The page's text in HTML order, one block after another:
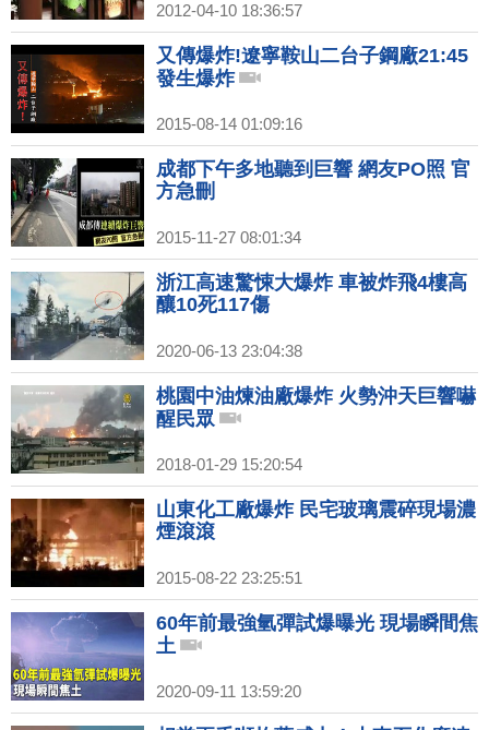
2012-04-10 18:36:57
又傳爆炸!遼寧鞍山二台子鋼廠21:45
發生爆炸
2015-08-14 01:09:16
成都下午多地聽到巨響 網友PO照 官
方急刪
2015-11-27 08:01:34
浙江高速驚悚大爆炸 車被炸飛4樓高
釀10死117傷
2020-06-13 23:04:38
桃園中油煉油廠爆炸 火勢沖天巨響嚇
醒民眾
2018-01-29 15:20:54
山東化工廠爆炸 民宅玻璃震碎現場濃
煙滾滾
2015-08-22 23:25:51
60年前最強氫彈試爆曝光 現場瞬間焦
土
2020-09-11 13:59:20